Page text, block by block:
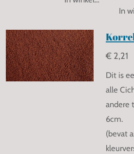
In
€ 2,21
Dit is
alle
andere
6cm.
(bevat